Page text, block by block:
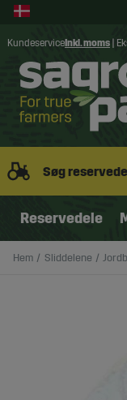
Kundeservice Inkl. moms
Søg
Reservedele
Hem Sliddelene